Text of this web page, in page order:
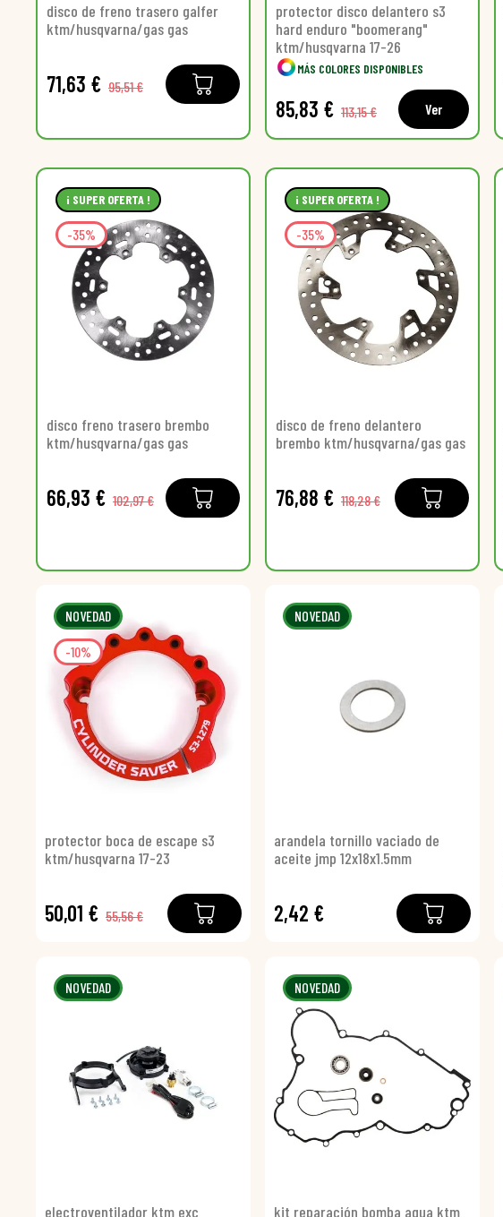
disco de freno trasero galfer
ktm/husqvarna/gas gas
71,63 € 95,51 €
protector disco delantero s3
hard enduro "boomerang"
ktm/husqvarna 17-26
MÁS COLORES DISPONIBLES
85,83 € 113,15 € Ver
¡ SUPER OFERTA !
-35%
disco freno trasero brembo
ktm/husqvarna/gas gas
66,93 € 102,97 €
¡ SUPER OFERTA !
-35%
disco de freno delantero
brembo ktm/husqvarna/gas gas
76,88 € 118,28 €
NOVEDAD
-10%
protector boca de escape s3
ktm/husqvarna 17-23
50,01 € 55,56 €
NOVEDAD
arandela tornillo vaciado de
aceite jmp 12x18x1.5mm
2,42 €
NOVEDAD
electroventilador ktm exc
NOVEDAD
kit reparación bomba agua ktm